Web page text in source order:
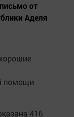
от
Аделя
помощи
416